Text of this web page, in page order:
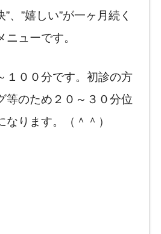
”、”嬉しい”が一ヶ月続く
ューです。
１００分です。初診の方
等のため２０～３０分位
ります。（＾＾）